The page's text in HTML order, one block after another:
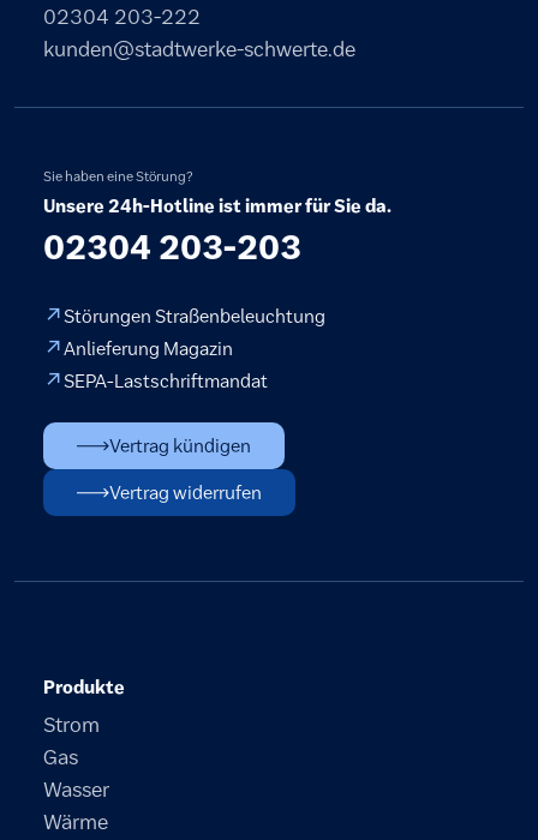
02304 203-222
kunden@stadtwerke-schwerte.de
Produkte
Strom
Gas
Wasser
Wärme
Sie haben eine Störung?
Unsere 24h-Hotline ist immer für Sie da.
02304 203-203
Störungen Straßenbeleuchtung
Anlieferung Magazin
SEPA-Lastschriftmandat
Vertrag kündigen
Vertrag widerrufen